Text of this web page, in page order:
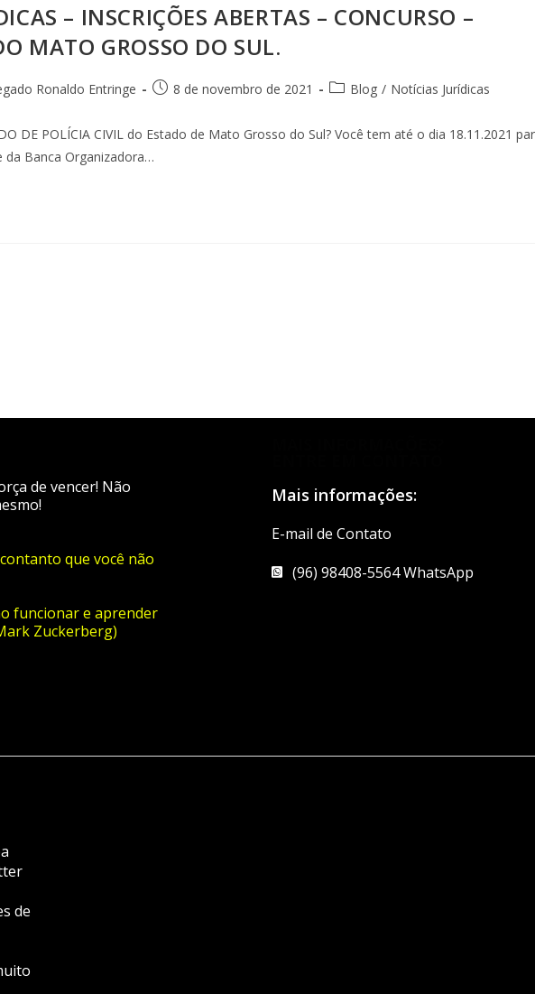
– INSCRIÇÕES ABERTAS – CONCURSO –
MATO GROSSO DO SUL.
Ronaldo Entringe 8 de novembro de 2021 Blog / Notícias Jurídicas
DE POLÍCIA CIVIL do Estado de Mato Grosso do Sul? Você tem até o dia 18.11.2021
da Banca Organizadora…
de vencer! Não
que você não
funcionar e aprender
Zuckerberg)
Mais informações:
E-mail de Contato
(96) 98408-5564 WhatsApp
de